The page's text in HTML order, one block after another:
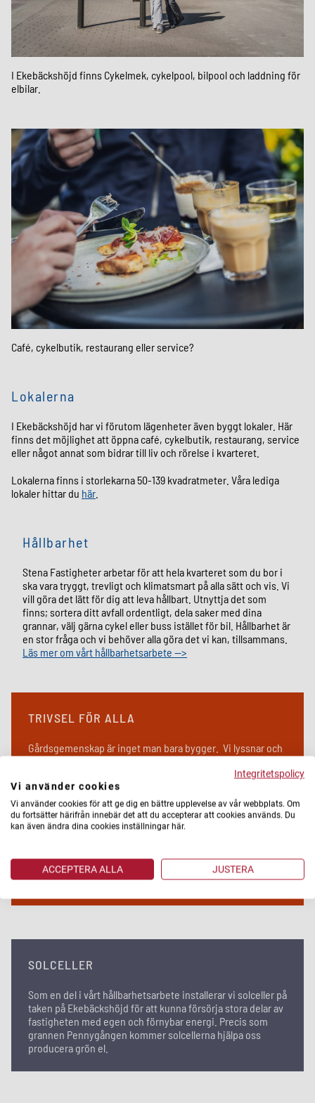
I Ekebäckshöjd finns Cykelmek, cykelpool, bilpool och laddning för
elbilar.
Café, cykelbutik, restaurang eller service?
Lokalerna
I Ekebäckshöjd har vi förutom lägenheter även byggt lokaler. Här
finns det möjlighet att öppna café, cykelbutik, restaurang, service
eller något annat som bidrar till liv och rörelse i kvarteret.
Lokalerna finns i storlekarna 50-139 kvadratmeter. Våra lediga
lokaler hittar du här
Hållbarhet
Stena Fastigheter arbetar för att hela kvarteret som du bor i
ska vara tryggt, trevligt och klimatsmart på alla sätt och vis. Vi
vill göra det lätt för dig att leva hållbart. Utnyttja det som
finns; sortera ditt avfall ordentligt, dela saker med dina
grannar, välj gärna cykel eller buss istället för bil. Hållbarhet är
en stor fråga och vi behöver alla göra det vi kan, tillsammans.
Läs mer om vårt hållbarhetsarbete -->
TRIVSEL FÖR ALLA
Gårdsgemenskap är inget man bara bygger. Vi lyssnar och
pratar mycket med boende för att tillsammans få till ett liv
mellan husen som känns lika mycket hemma som de fina
lägenheterna vi bygger. Vi bygger Ekebäckshöjd i
anslutning till Pennygången, som Stena Fastigheter
förvaltat sedan 2005. Genom dialogen har vi skapat en
grund för hur området kan utvecklas. Exempelvis är det
SOLCELLER
Som en del i vårt hållbarhetsarbete installerar vi solceller på
taken på Ekebäckshöjd för att kunna försörja stora delar av
fastigheten med egen och förnybar energi. Precis som
grannen Pennygången kommer solcellerna hjälpa oss
producera grön el.
Integritetspolicy
Vi använder cookies
Vi använder cookies för att ge dig en bättre upplevelse av vår webbplats. Om
du fortsätter härifrån innebär det att du accepterar att cookies används. Du
kan även ändra dina cookies inställningar här.
ACCEPTERA ALLA JUSTERA